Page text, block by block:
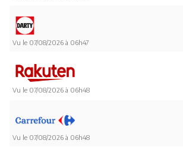
Vu le 07/08/2026 à 06h47
Vu le 07/08/2026 à 06h48
Vu le 07/08/2026 à 06h48